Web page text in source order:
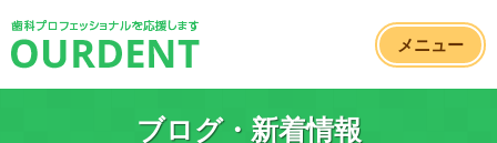
メニュー
ブログ・新着情報